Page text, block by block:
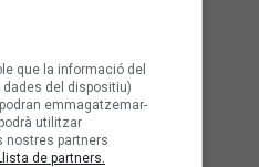
que la informació del
del dispositiu)
emmagatzemar-
utilitzar
nostres partners
de partners.